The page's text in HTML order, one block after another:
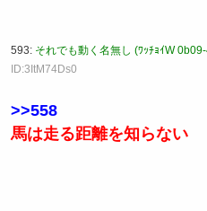
593: それでも動く名無し (ﾜｯﾁｮｲW
ID:3ItM74Ds0
>>558
馬は走る距離を知らない